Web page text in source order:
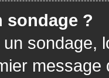
sondage ?
sondage,